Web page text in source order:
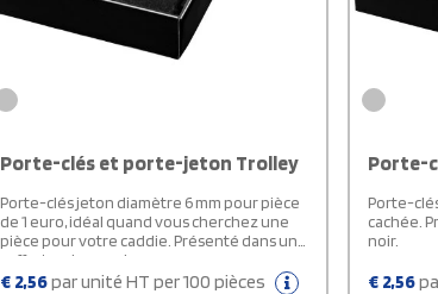
Porte-clés et porte-jeton Trolley
Porte-clés jeton diamètre 6 mm pour pièce
de 1 euro, idéal quand vous cherchez une
pièce pour votre caddie. Présenté dans un
coffret cadeau noir.
€ 2,56par unité HT per 100 pièces
Porte-
Porte-
cachée.
noir.
€ 2,56